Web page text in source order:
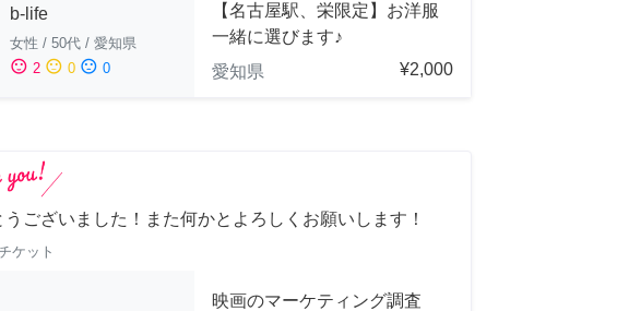
b-life
女性 / 50代 / 愛知県
sentiment_satisfied 2 sentiment_neutral 0 sentiment_dissatisfied 0
【名古屋駅、栄限定】お洋服
一緒に選びます♪
愛知県
¥2,000
うございました！また何かとよろしくお願いします！
ケット
映画のマーケティング調査